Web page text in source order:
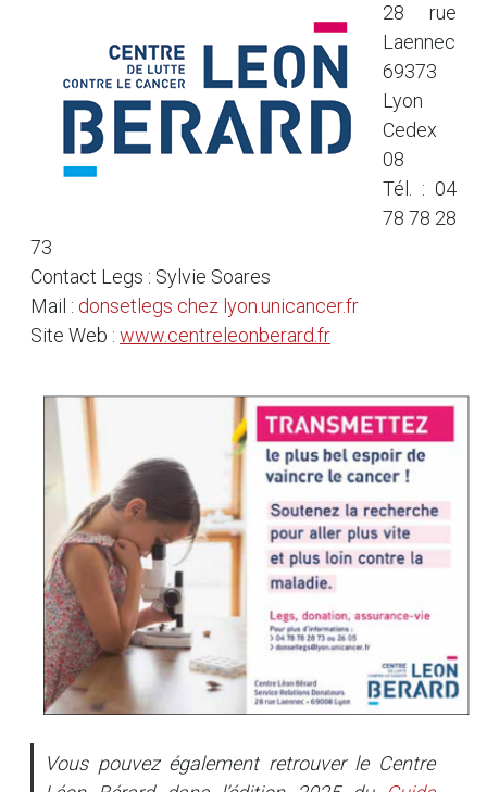
28 rue
Laennec
69373
Lyon
Cedex
08
Tél. : 04
78 78 28
73
Contact Legs : Sylvie Soares
Mail : donsetlegs chez lyon.unicancer.fr
Site Web : www.centreleonberard.fr
Vous pouvez également retrouver le Centre